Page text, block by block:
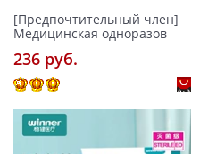
[Предпочтительный член]
Медицинская одноразов
236 pуб.